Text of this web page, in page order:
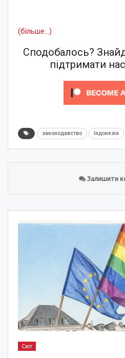
(більше…)
Сподобалось?
підтримати
законодавство Індонезія
Залишити
Світ